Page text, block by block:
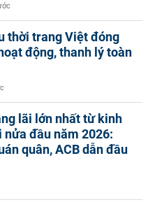
thời trang Việt đóng
động, thanh lý toàn
lãi lớn nhất từ kinh
nửa đầu năm 2026:
quân, ACB dẫn đầu